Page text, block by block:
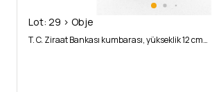
Lot: 29 > Obje
T. C. Ziraat Bankası kumbarası, yükseklik 12 cm…